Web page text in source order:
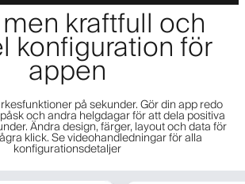
kraftfull och
konfiguration för
appen
på sekunder. Gör din app redo
och andra helgdagar för att dela positiva
Ändra design, färger, layout och data för
klick. Se videohandledningar för alla
konfigurationsdetaljer